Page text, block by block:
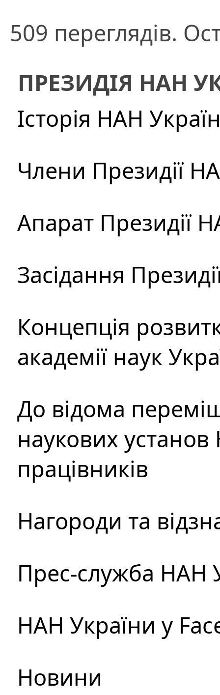
509 переглядів.
ПРЕЗИДІЯ НАН
Історія НАН
Члени Президії
Апарат Президії
Засідання
Концепція
академії наук
До відома
наукових установ
працівників
Нагороди та
Прес-служба НАН
НАН України у
Новини